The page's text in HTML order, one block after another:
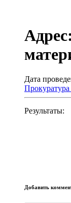
Дата
Результаты:
Добавить